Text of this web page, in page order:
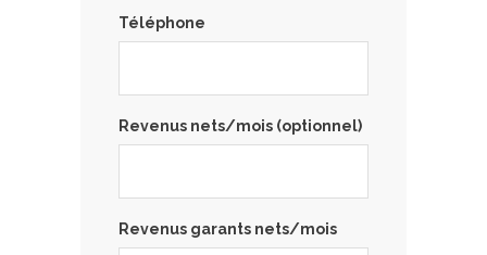
Téléphone
Revenus nets/mois (optionnel)
Revenus garants nets/mois